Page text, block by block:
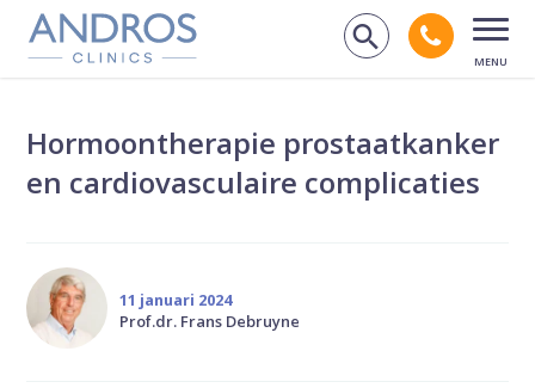
Navigatie overslaan
Zoek op
Bel
Hormoontherapie prostaatkanker
en cardiovasculaire complicaties
11 januari 2024
Prof.dr. Frans Debruyne